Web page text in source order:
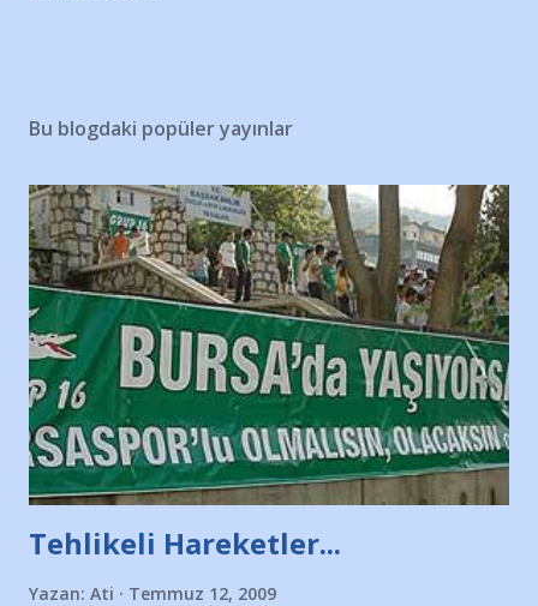
Bu blogdaki popüler yayınlar
Tehlikeli Hareketler...
Yazan: Ati Temmuz 12, 2009